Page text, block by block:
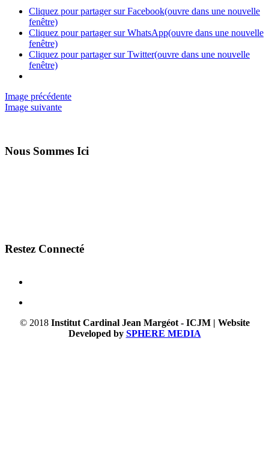
Cliquez pour partager sur Facebook(ouvre dans une nouvelle
fenêtre)
Cliquez pour partager sur WhatsApp(ouvre dans une nouvelle
fenêtre)
Cliquez pour partager sur Twitter(ouvre dans une nouvelle
fenêtre)
Image précédente
Image suivante
Nous Sommes Ici
Restez Connecté
© 2018 Institut Cardinal Jean Margéot - ICJM | Website
Developed by SPHERE MEDIA